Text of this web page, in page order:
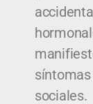
sociales.